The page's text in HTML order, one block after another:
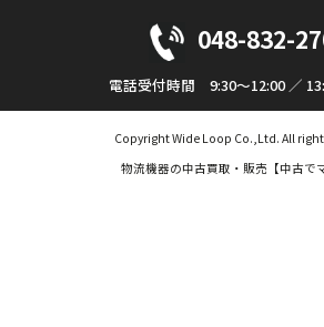
048-832-
電話受付時間 9:30～12:00 ／
Copyright Wide Loop Co.,Ltd. All
物流機器の中古買取・販売【中古で